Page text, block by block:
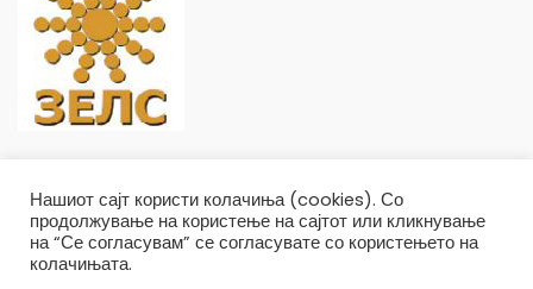
Нашиот сајт користи колачиња (cookies). Со
продолжување на користење на сајтот или кликнување
на “Се согласувам” се согласувате со користењето на
колачињата.